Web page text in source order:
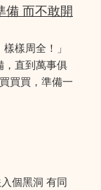
備 而不敢開
樣周全！」
，直到萬事俱
買買，準備一
個黑洞 有同